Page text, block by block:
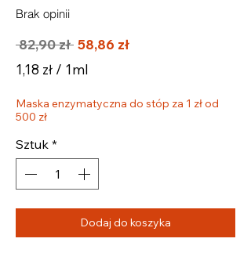
Brak opinii
82,90 zł Regularna
cena
58,86 złCena
1,18 zł / 1ml
za
1
Mililitrów
Maska enzymatyczna do stóp za 1 zł od
500 zł
Sztuk *
Dodaj do koszyka